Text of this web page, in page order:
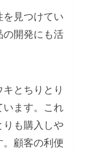
を見つけてい
の開発にも活
とちりとり
います。これ
りも購入しや
顧客の利便